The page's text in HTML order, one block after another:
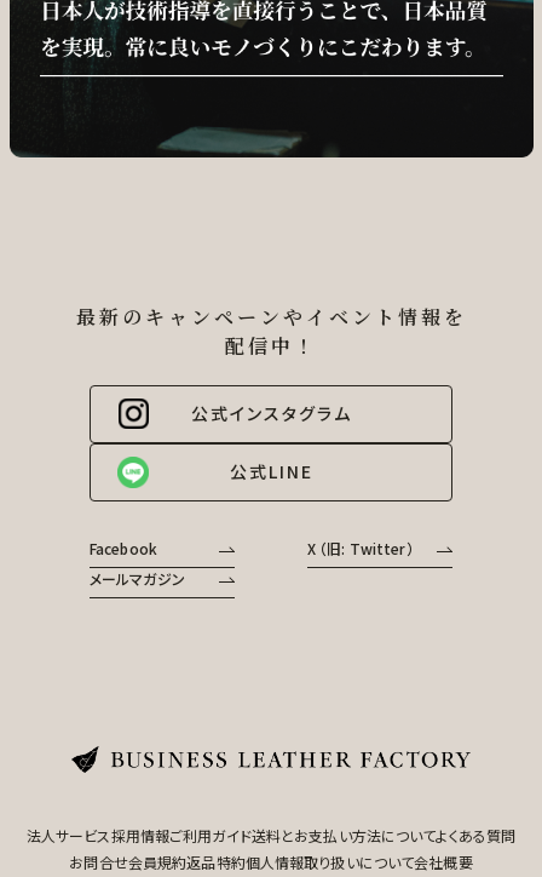
最新のキャンペーンやイベント情報を
配信中！
公式インスタグラム
公式LINE
Facebook
X （旧: Twitter）
メールマガジン
法人サービス採用情報ご利用ガイド送料とお支払い方法についてよくある質問
お問合せ会員規約返品特約個人情報取り扱いについて会社概要